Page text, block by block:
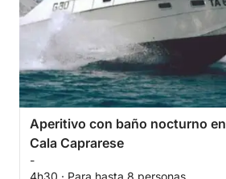
Aperitivo con baño nocturno en
Cala Caprarese
-
4h30 · Para hasta 8 personas